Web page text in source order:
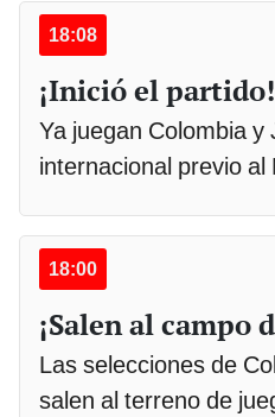
18:08
¡Inició el partido!
Ya juegan Colombia
internacional previo al
18:00
¡Salen al campo
Las selecciones de
salen al terreno de